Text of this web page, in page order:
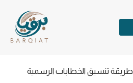
طريقة تنسيق الخطابات الرسمية